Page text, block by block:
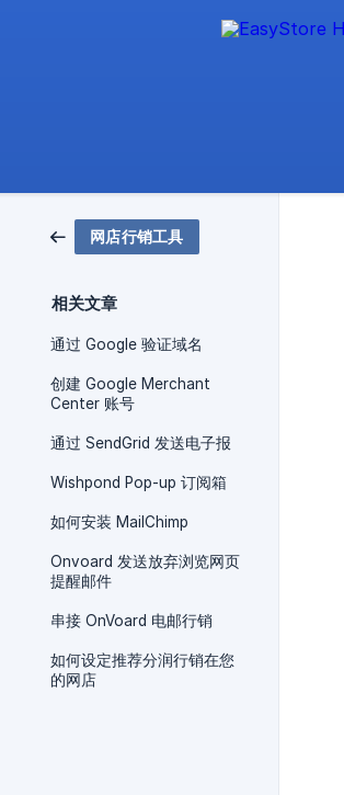
网店行销工具
相关文章
通过 Google 验证域名
创建 Google Merchant
Center 账号
通过 SendGrid 发送电子报
Wishpond Pop-up 订阅箱
如何安装 MailChimp
Onvoard 发送放弃浏览网页
提醒邮件
串接 OnVoard 电邮行销
如何设定推荐分润行销在您
的网店